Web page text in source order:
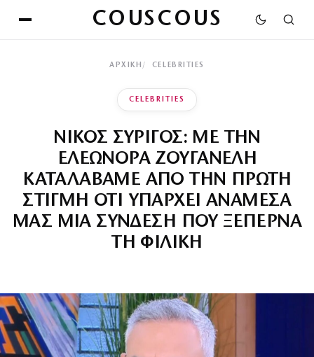
COUSCOUS
ΑΡΧΙΚΉ CELEBRITIES
CELEBRITIES
ΝΙΚΟΣ ΣΥΡΙΓΟΣ: ΜΕ ΤΗΝ
ΕΛΕΩΝΟΡΑ ΖΟΥΓΑΝΕΛΗ
ΚΑΤΑΛΑΒΑΜΕ ΑΠΟ ΤΗΝ ΠΡΩΤΗ
ΣΤΙΓΜΗ ΟΤΙ ΥΠΑΡΧΕΙ ΑΝΑΜΕΣΑ
ΜΑΣ ΜΙΑ ΣΥΝΔΕΣΗ ΠΟΥ ΞΕΠΕΡΝΑ
ΤΗ ΦΙΛΙΚΗ